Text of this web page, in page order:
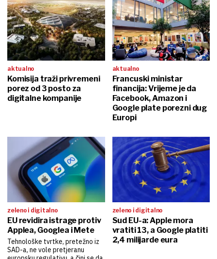
aktualno
Komisija traži privremeni
porez od 3 posto za
digitalne kompanije
aktualno
Francuski ministar
financija: Vrijeme je da
Facebook, Amazon i
Google plate porezni dug
Europi
zeleno i digitalno
EU revidira istrage protiv
Applea, Googlea i Mete
Tehnološke tvrtke, pretežno iz
SAD-a, ne vole pretjeranu
zeleno i digitalno
Sud EU-a: Apple mora
vratiti 13, a Google platiti
2,4 milijarde eura